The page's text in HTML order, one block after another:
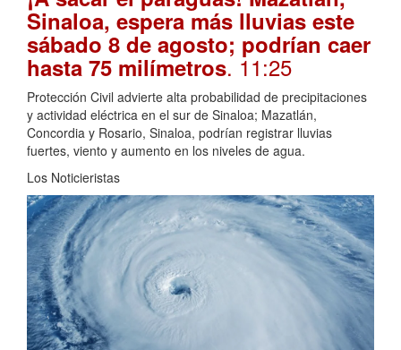
Sinaloa, espera más lluvias este
sábado 8 de agosto; podrían caer
hasta 75 milímetros. 11:25
Protección Civil advierte alta probabilidad de precipitaciones
y actividad eléctrica en el sur de Sinaloa; Mazatlán,
Concordia y Rosario, Sinaloa, podrían registrar lluvias
fuertes, viento y aumento en los niveles de agua.
Los Noticieristas